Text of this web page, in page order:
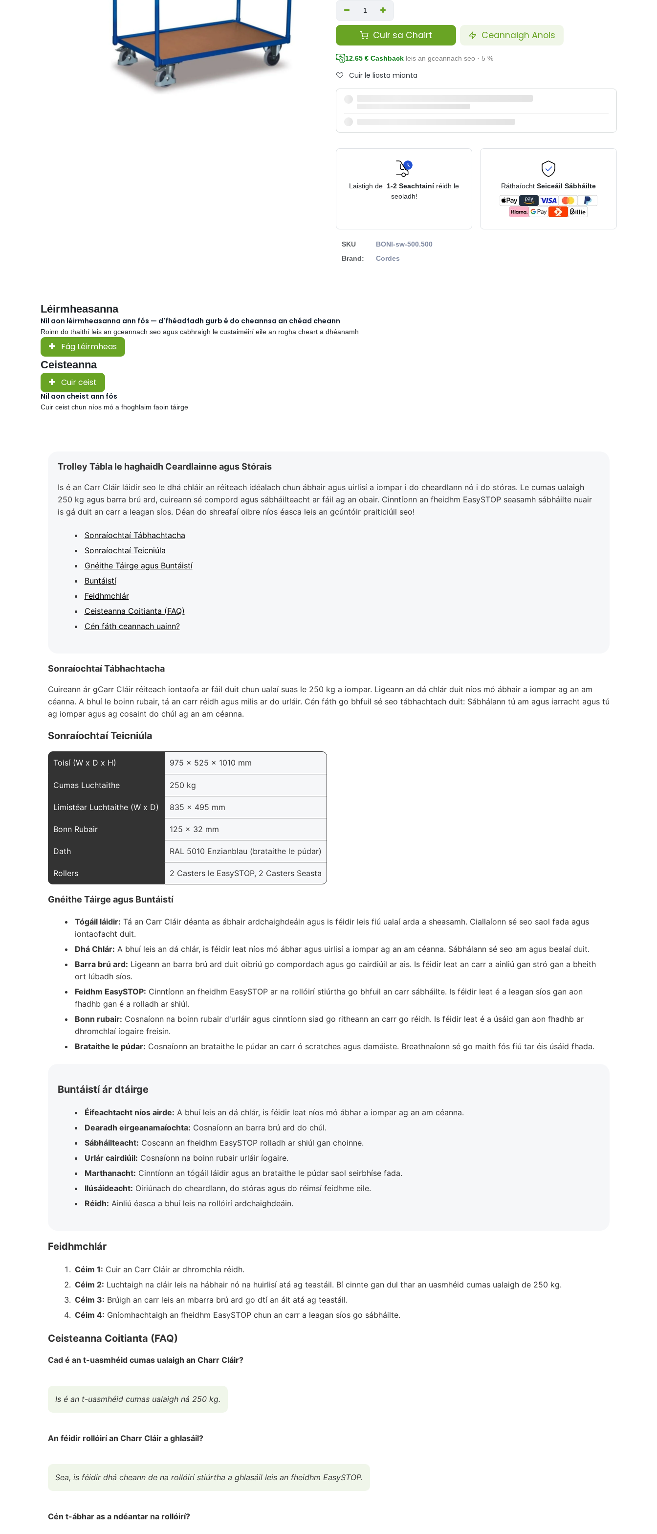
Cuir sa Chairt Ceannaigh Anois
12.65 € Cashback leis an gceannach seo · 5 %
Cuir le liosta mianta
Laistigh de 1-2 Seachtainí réidh le
seoladh!
Ráthaíocht Seiceáil Sábháilte
SKU
BONI-sw-500.500
Brand:
Cordes
Léirmheasanna
Níl aon léirmheasanna ann fós — d'fhéadfadh gurb é do cheannsa an chéad cheann
Roinn do thaithí leis an gceannach seo agus cabhraigh le custaiméirí eile an rogha cheart a dhéanamh
Fág Léirmheas
Ceisteanna
Cuir ceist
Níl aon cheist ann fós
Cuir ceist chun níos mó a fhoghlaim faoin táirge
Trolley Tábla le haghaidh Ceardlainne agus Stórais
Is é an Carr Cláir láidir seo le dhá chláir an réiteach idéalach chun ábhair agus uirlisí a iompar i do cheardlann nó i do stóras. Le cumas ualaigh
250 kg agus barra brú ard, cuireann sé compord agus sábháilteacht ar fáil ag an obair. Cinntíonn an fheidhm EasySTOP seasamh sábháilte nuair
is gá duit an carr a leagan síos. Déan do shreafaí oibre níos éasca leis an gcúntóir praiticiúil seo!
Sonraíochtaí Tábhachtacha
Sonraíochtaí Teicniúla
Gnéithe Táirge agus Buntáistí
Buntáistí
Feidhmchlár
Ceisteanna Coitianta (FAQ)
Cén fáth ceannach uainn?
Sonraíochtaí Tábhachtacha
Cuireann ár gCarr Cláir réiteach iontaofa ar fáil duit chun ualaí suas le 250 kg a iompar. Ligeann an dá chlár duit níos mó ábhair a iompar ag an am
céanna. A bhuí le boinn rubair, tá an carr réidh agus milis ar do urláir. Cén fáth go bhfuil sé seo tábhachtach duit: Sábhálann tú am agus iarracht agus tú
ag iompar agus ag cosaint do chúl ag an am céanna.
Sonraíochtaí Teicniúla
Toisí (W x D x H) 975 x 525 x 1010 mm
Cumas Luchtaithe 250 kg
Limistéar Luchtaithe (W x D) 835 x 495 mm
Bonn Rubair 125 x 32 mm
Dath RAL 5010 Enzianblau (brataithe le púdar)
Rollers 2 Casters le EasySTOP, 2 Casters Seasta
Gnéithe Táirge agus Buntáistí
Tógáil láidir: Tá an Carr Cláir déanta as ábhair ardchaighdeáin agus is féidir leis fiú ualaí arda a sheasamh. Ciallaíonn sé seo saol fada agus
iontaofacht duit.
Dhá Chlár: A bhuí leis an dá chlár, is féidir leat níos mó ábhar agus uirlisí a iompar ag an am céanna. Sábhálann sé seo am agus bealaí duit.
Barra brú ard: Ligeann an barra brú ard duit oibriú go compordach agus go cairdiúil ar ais. Is féidir leat an carr a ainliú gan stró gan a bheith
ort lúbadh síos.
Feidhm EasySTOP: Cinntíonn an fheidhm EasySTOP ar na rollóirí stiúrtha go bhfuil an carr sábháilte. Is féidir leat é a leagan síos gan aon
fhadhb gan é a rolladh ar shiúl.
Bonn rubair: Cosnaíonn na boinn rubair d'urláir agus cinntíonn siad go ritheann an carr go réidh. Is féidir leat é a úsáid gan aon fhadhb ar
dhromchlaí íogaire freisin.
Brataithe le púdar: Cosnaíonn an brataithe le púdar an carr ó scratches agus damáiste. Breathnaíonn sé go maith fós fiú tar éis úsáid fhada.
Buntáistí ár dtáirge
Éifeachtacht níos airde: A bhuí leis an dá chlár, is féidir leat níos mó ábhar a iompar ag an am céanna.
Dearadh eirgeanamaíochta: Cosnaíonn an barra brú ard do chúl.
Sábháilteacht: Coscann an fheidhm EasySTOP rolladh ar shiúl gan choinne.
Urlár cairdiúil: Cosnaíonn na boinn rubair urláir íogaire.
Marthanacht: Cinntíonn an tógáil láidir agus an brataithe le púdar saol seirbhíse fada.
Ilúsáideacht: Oiriúnach do cheardlann, do stóras agus do réimsí feidhme eile.
Réidh: Ainliú éasca a bhuí leis na rollóirí ardchaighdeáin.
Feidhmchlár
Céim 1: Cuir an Carr Cláir ar dhromchla réidh.
Céim 2: Luchtaigh na cláir leis na hábhair nó na huirlisí atá ag teastáil. Bí cinnte gan dul thar an uasmhéid cumas ualaigh de 250 kg.
Céim 3: Brúigh an carr leis an mbarra brú ard go dtí an áit atá ag teastáil.
Céim 4: Gníomhachtaigh an fheidhm EasySTOP chun an carr a leagan síos go sábháilte.
Ceisteanna Coitianta (FAQ)
Cad é an t-uasmhéid cumas ualaigh an Charr Cláir?
Is é an t-uasmhéid cumas ualaigh ná 250 kg.
An féidir rollóirí an Charr Cláir a ghlasáil?
Sea, is féidir dhá cheann de na rollóirí stiúrtha a ghlasáil leis an fheidhm EasySTOP.
Cén t-ábhar as a ndéantar na rollóirí?